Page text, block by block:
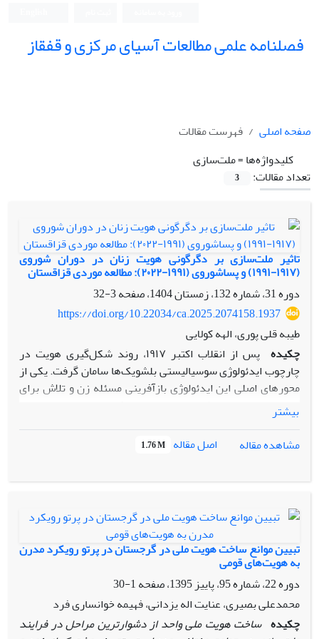
فصلنامه علمی مطالعات آسیای مرکزی و قفقاز
صفحه اصلی
فهرست مقالات
کلیدواژه‌ها =ملت‌سازی
تعداد مقالات:
3
تاثیر ملت‌سازی بر دگرگونی هویت زنان در دوران شوروی
(۱۹۱۷-۱۹۹۱) و پساشوروی (۱۹۹۱-۲۰۲۲): مطالعه موردی قزاقستان
دوره 31، شماره 132، زمستان 1404، صفحه
3-32
https://doi.org/10.22034/ca.2025.2074158.1937
طیبه قلی پوری، الهه کولایی
چکیده
پس از انقلاب اکتبر ۱۹۱۷، روند شکل‌گیری هویت در
چارچوب ایدئولوژی سوسیالیستی بلشویک‌ها سامان گرفت. یکی از
محورهای اصلی این ایدئولوژی بازآفرینی مسئله زن و تلاش برای
ساخت «زن جدید شوروی» بود؛ زنی که بتواند هم‌زمان در
حوزه‌های خانواده، سیاست و اقتصاد نقشی فعال داشته باشد. در
این زمینه، سازمان‌هایی چون سازمان زنان حزب کمونیست
با شعار برابری جنسیتی کوشیدند زنان را به‌عنوان نیرویی فعال در
کنند. ایدئولوژی بلشویکی با ساختن اسطوره «زن جدید
سوسیالیست»، هویت جنسیتی تازه‌ای را پدید آورد که در تقابل با
الگوهای اروپایی قرار می‌گرفت. با فروپاشی اتحاد شوروی در سال
۱۹۹۱، قزاقستان دستخوش دگرگونی‌های ساختاری و ایدئولوژیک
شد. ورود سازمان‌های بین‌المللی و ایجاد سازمان‌های غیردولتی در
پی فروپاشی اتحاد، هرچند در ظاهر با هدف حمایت از برابری
جنسیتی بود، اما در عمل بیش از آنکه به بهبود شرایط اجتماعی
زنان بینجامد، در خدمت نهادینه‌سازی سیاست‌های اقتصادی
بیشتر
مشاهده مقاله
اصل مقاله 1.76 M
تبیین موانع ساخت هویت ملی در گرجستان در پرتو رویکرد مدرن
به هویت‌های قومی
دوره 22، شماره 95، پاییز 1395، صفحه
1-30
محمدعلی بصیری، عنایت اله یزدانی، فهیمه خوانساری فرد
چکیده ساخت هویت ملی واحد از دشوارترین مراحل در فرایند